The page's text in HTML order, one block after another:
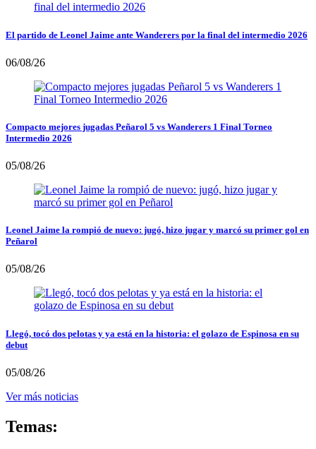
El partido de Leonel Jaime ante Wanderers por la final del intermedio 2026
06/08/26
Compacto mejores jugadas Peñarol 5 vs Wanderers 1 Final Torneo
Intermedio 2026
05/08/26
Leonel Jaime la rompió de nuevo: jugó, hizo jugar y marcó su primer gol en
Peñarol
05/08/26
Llegó, tocó dos pelotas y ya está en la historia: el golazo de Espinosa en su
debut
05/08/26
Ver más noticias
Temas: